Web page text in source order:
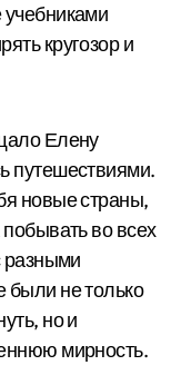
кругозор и
Елену
путешествиями.
новые страны,
во всех
разными
были не только
но и
мирность.